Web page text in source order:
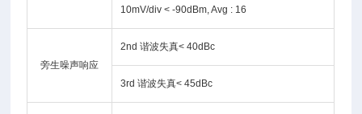
10mV/div < -90dBm, Avg : 16
旁生噪声响应
2nd 谐波失真< 40dBc
3rd 谐波失真< 45dBc